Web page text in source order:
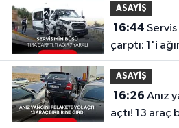
ASAYİŞ
16:44
çarptı: 1'i
ASAYİŞ
16:26
açtı! 13 araç